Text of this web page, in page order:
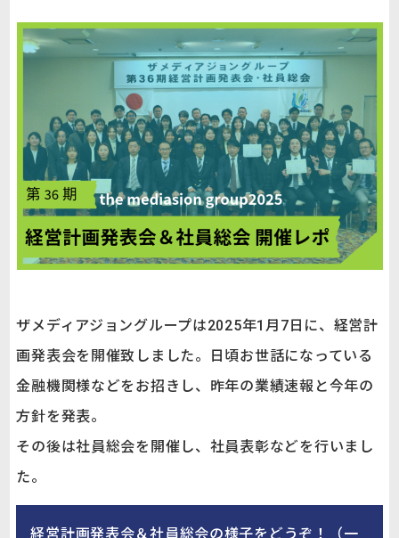
ザメディアジョングループは2025年1月7日に、経営計
画発表会を開催致しました。日頃お世話になっている
金融機関様などをお招きし、昨年の業績速報と今年の
方針を発表。
その後は社員総会を開催し、社員表彰などを行いまし
た。
経営計画発表会＆社員総会の様子をどうぞ！（一